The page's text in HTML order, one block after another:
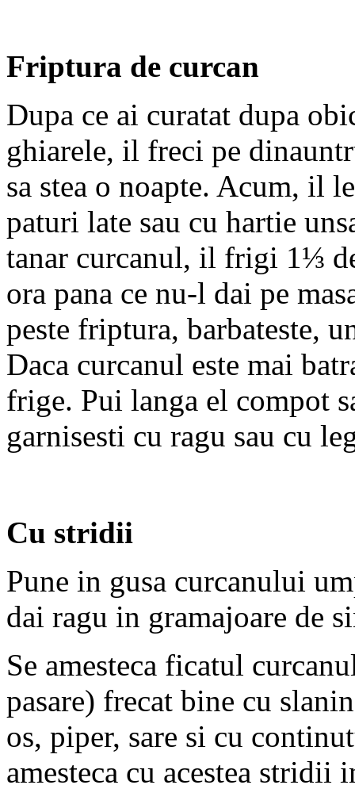
Friptura de curcan
Dupa ce ai curatat dupa
ghiarele, il freci pe
sa stea o noapte. Acum, il
paturi late sau cu hartie
tanar curcanul, il frigi 1⅓
ora pana ce nu-l dai pe
peste friptura, barbateste,
Daca curcanul este mai
frige. Pui langa el compot
garnisesti cu ragu sau cu
Cu stridii
Pune in gusa curcanului
dai ragu in gramajoare de
Se amesteca ficatul
pasare) frecat bine cu
os, piper, sare si cu
amesteca cu acestea